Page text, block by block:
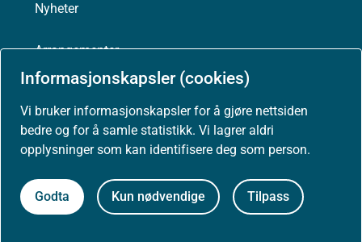
Informasjonskapsler (cookies)
Vi bruker informasjonskapsler for å gjøre nettsiden
bedre og for å samle statistikk. Vi lagrer aldri
opplysninger som kan identifisere deg som person.
Godta Kun nødvendige Tilpass
Nyheter
Arrangementer
Presse